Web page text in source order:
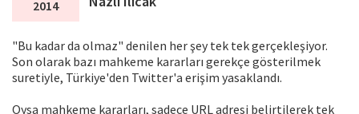
2014
"Bu kadar da olmaz" denilen her şey tek tek gerçekleşiyor.
Son olarak bazı mahkeme kararları gerekçe gösterilmek
suretiyle, Türkiye'den Twitter'a erişim yasaklandı.
Oysa mahkeme kararları, sadece URL adresi belirtilerek tek